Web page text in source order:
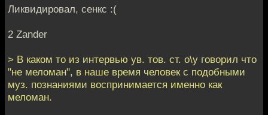
Ликвидировал, сенкс :(
2 Zander
> В каком то из интервью ув. тов. ст. о\у говорил что
"не меломан", в наше время человек с подобными
муз. познаниями воспринимается именно как
меломан.